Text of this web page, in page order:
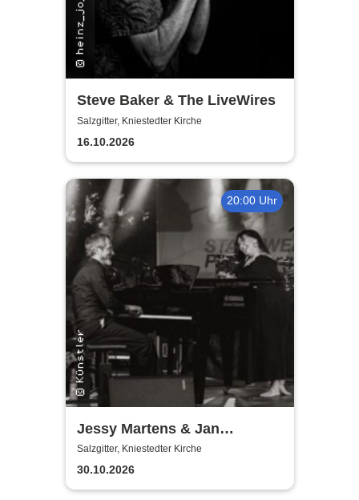
Steve Baker & The LiveWires
Salzgitter, Kniestedter Kirche
16.10.2026
20:00 Uhr
Jessy Martens & Jan
Fischer's Blues Support
Salzgitter, Kniestedter Kirche
30.10.2026